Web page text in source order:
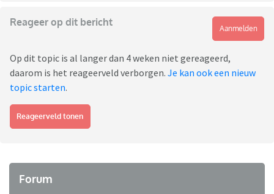
Reageer op dit bericht
Aanmelden
Op dit topic is al langer dan 4 weken niet gereageerd,
daarom is het reageerveld verborgen. Je kan ook een nieuw
topic starten.
Reageerveld tonen
Forum